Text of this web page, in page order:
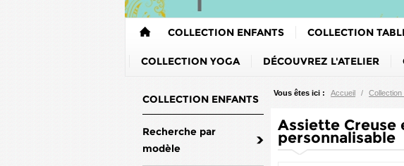
COLLECTION ENFANTS COLLECTION
COLLECTION YOGA DÉCOUVREZ L'ATELIER
COLLECTION ENFANTS
Recherche par
modèle
Vous êtes ici : Accueil / Collection
Assiette Creuse
personnalisable